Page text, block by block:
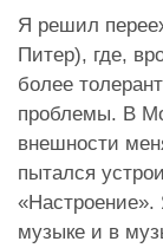
Я решил
Питер), где,
более
проблемы. В
внешности
пытался
музыке и в